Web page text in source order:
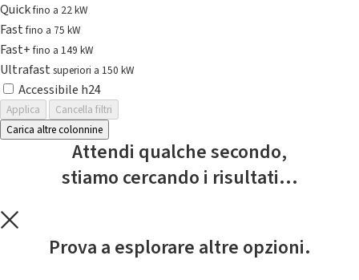
Quickfino a 22 kW
Fastfino a 75 kW
Fast+fino a 149 kW
Ultrafast superiori a 150 kW
Accessibile h24
Applica
Cancella filtri
Carica altre colonnine
Attendi qualche secondo,
stiamo cercando i risultati...
Prova a esplorare altre opzioni.